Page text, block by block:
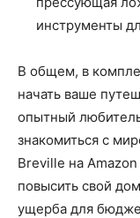
инструменты
В общем, в
начать ваше
опытный
знакомиться с
Breville на
повысить свой
ущерба для